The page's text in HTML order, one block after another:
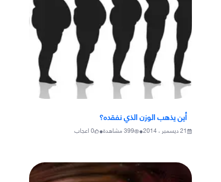
أين يذهب الوزن الذي نفقده؟
21 ديسمبر ، 2014 •
399مشاهدة•
0اعجاب